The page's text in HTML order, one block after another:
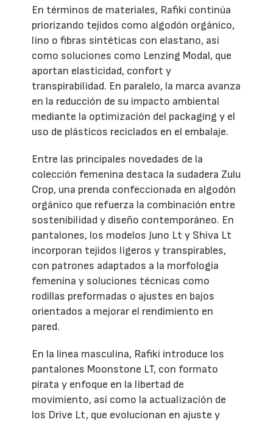
En términos de materiales, Rafiki continúa
priorizando tejidos como algodón orgánico,
lino o fibras sintéticas con elastano, así
como soluciones como Lenzing Modal, que
aportan elasticidad, confort y
transpirabilidad. En paralelo, la marca avanza
en la reducción de su impacto ambiental
mediante la optimización del packaging y el
uso de plásticos reciclados en el embalaje.
Entre las principales novedades de la
colección femenina destaca la sudadera Zulu
Crop, una prenda confeccionada en algodón
orgánico que refuerza la combinación entre
sostenibilidad y diseño contemporáneo. En
pantalones, los modelos Juno Lt y Shiva Lt
incorporan tejidos ligeros y transpirables,
con patrones adaptados a la morfología
femenina y soluciones técnicas como
rodillas preformadas o ajustes en bajos
orientados a mejorar el rendimiento en
pared.
En la línea masculina, Rafiki introduce los
pantalones Moonstone LT, con formato
pirata y enfoque en la libertad de
movimiento, así como la actualización de
los Drive Lt, que evolucionan en ajuste y